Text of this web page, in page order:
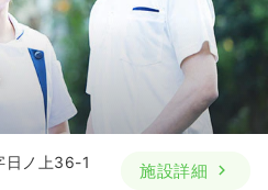
日ノ上36-1 施設詳細